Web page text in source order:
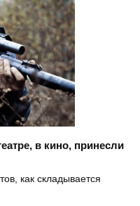
в кино, принесли
как складывается